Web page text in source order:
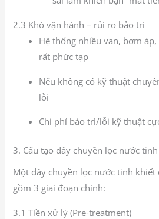
2.3 Khó vận hành – rủi ro bảo trì
Hệ thống nhiều van, bơm
rất phức tạp
Nếu không có kỹ thuật
lỗi
Chi phí bảo trì/lỗi kỹ thuật
3. Cấu tạo dây chuyền lọc nước
Một dây chuyền lọc nước tinh
gồm 3 giai đoạn chính:
3.1 Tiền xử lý (Pre-treatment)